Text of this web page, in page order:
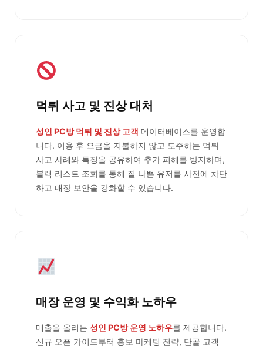
먹튀 사고 및 진상 대처
성인 PC방 먹튀 및 진상 고객 데이터베이스를 운영합
니다. 이용 후 요금을 지불하지 않고 도주하는 먹튀
사고 사례와 특징을 공유하여 추가 피해를 방지하며,
블랙 리스트 조회를 통해 질 나쁜 유저를 사전에 차단
하고 매장 보안을 강화할 수 있습니다.
매장 운영 및 수익화 노하우
매출을 올리는 성인 PC방 운영 노하우를 제공합니다.
신규 오픈 가이드부터 홍보 마케팅 전략, 단골 고객